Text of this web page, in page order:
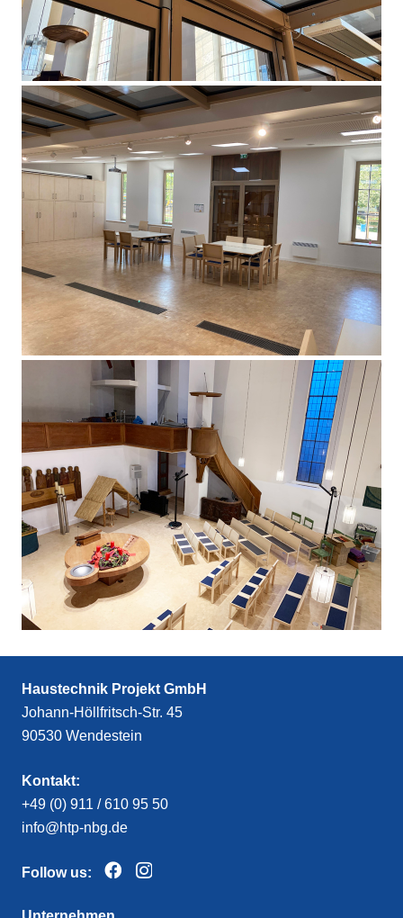
Haustechnik Projekt GmbH
Johann-Höllfritsch-Str. 45
90530 Wendestein
Kontakt:
+49 (0) 911 / 610 95 50
info@htp-nbg.de
Follow us: